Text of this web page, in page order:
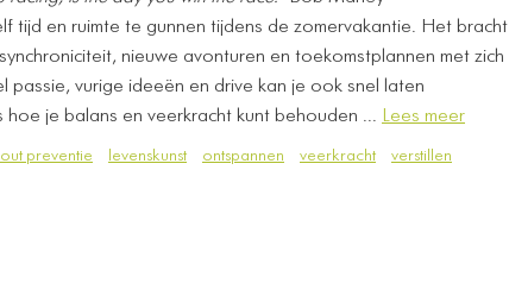
tijd en ruimte te gunnen tijdens de zomervakantie. Het bracht
nieuwe avonturen en toekomstplannen met zich
passie, vurige ideeën en drive kan je ook snel laten
hoe je balans en veerkracht kunt behouden ... Lees meer
preventie levenskunst ontspannen veerkracht verstillen